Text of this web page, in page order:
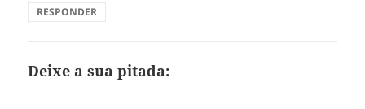
RESPONDER
Deixe a sua pitada: